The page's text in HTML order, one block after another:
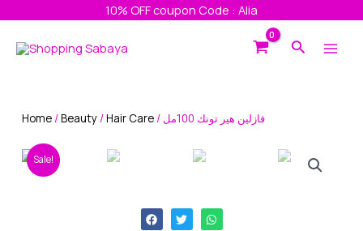
content
10% OFF coupon Code : Alia
Search
Home/Beauty/Hair Care / فازلين هير تونك 100مل
Sale!